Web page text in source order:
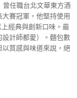
任職台北文華東方酒
賽冠軍，他堅持使用
經典與創新口味。最
計師都愛）。麵包數
質感與味道來說，絕